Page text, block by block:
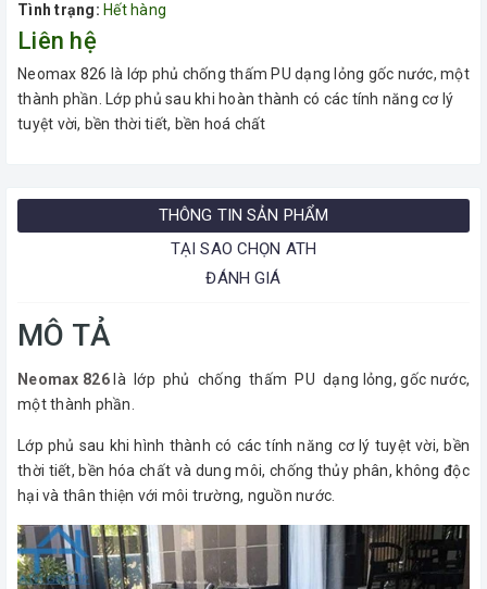
Tình trạng: Hết hàng
Liên hệ
Neomax 826 là lớp phủ chống thấm PU dạng lỏng gốc nước, một
thành phần. Lớp phủ sau khi hoàn thành có các tính năng cơ lý
tuyệt vời, bền thời tiết, bền hoá chất
THÔNG TIN SẢN PHẨM
TẠI SAO CHỌN ATH
ĐÁNH GIÁ
MÔ TẢ
Neomax 826là lớp phủ chống thấm PU dạng lỏng, gốc nước,
một thành phần.
Lớp phủ sau khi hình thành có các tính năng cơ lý tuyệt vời, bền
thời tiết, bền hóa chất và dung môi, chống thủy phân, không độc
hại và thân thiện với môi trường, nguồn nước.